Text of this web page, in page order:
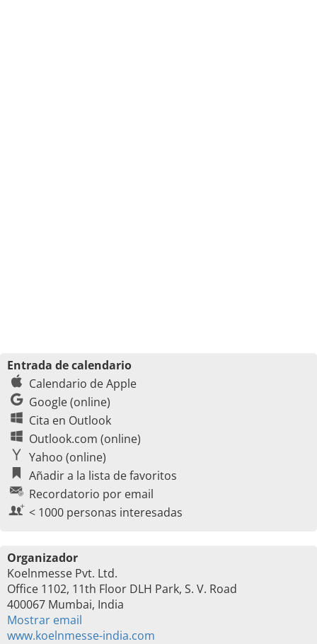
Entrada de calendario
Calendario de Apple
Google (online)
Cita en Outlook
Outlook.com (online)
Yahoo (online)
Añadir a la lista de favoritos
Recordatorio por email
< 1000 personas interesadas
Organizador
Koelnmesse Pvt. Ltd.
Office 1102, 11th Floor DLH Park, S. V. Road
400067 Mumbai, India
Mostrar email
www.koelnmesse-india.com